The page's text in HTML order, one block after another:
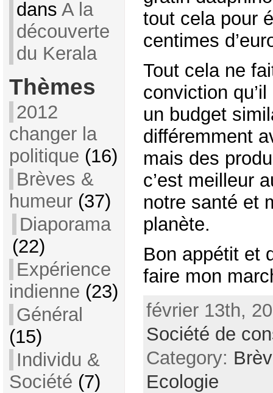
dans A la
découverte
du Kerala
Thèmes
2012
changer la
politique (16)
Brèves &
humeur(37)
Diaporama
(22)
Expérience
indienne (23)
Général
(15)
Individu &
Société (7)
tout cela pour
centimes
Tout cela ne
conviction
un budget
différemment
mais des
c’est meilleur
notre santé et
planète.
Bon appétit et
faire mon
février 13th,
Société de
Category:
Ecologie